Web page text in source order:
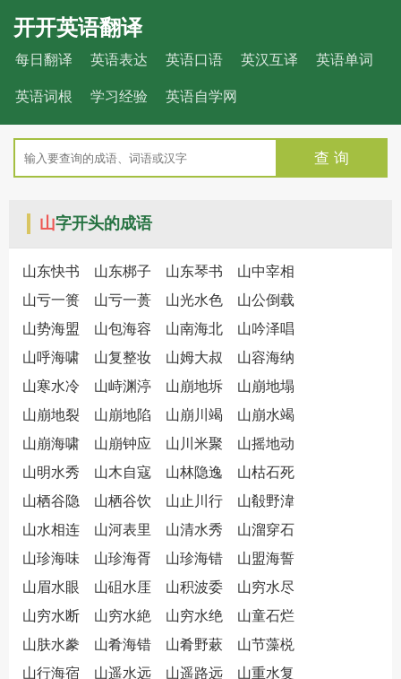
开开英语翻译
每日翻译 英语表达 英语口语 英汉互译 英语单词
英语词根 学习经验 英语自学网
查 询
山字开头的成语
山东快书 山东梆子 山东琴书
山中宰相
山亏一篑
山亏一蒉 山光水色
山公倒载
山势海盟
山包海容 山南海北
山吟泽唱
山呼海啸
山复整妆 山姆大叔
山容海纳
山寒水冷
山峙渊渟 山崩地坼
山崩地塌
山崩地裂
山崩地陷 山崩川竭
山崩水竭
山崩海啸
山崩钟应 山川米聚
山摇地动
山明水秀
山木自寇 山林隐逸
山枯石死
山栖谷隐
山栖谷饮 山止川行
山殽野湋
山水相连
山河表里 山清水秀
山溜穿石
山珍海味
山珍海胥 山珍海错
山盟海誓
山眉水眼
山砠水厓 山积波委
山穷水尽
山穷水断
山穷水絶 山穷水绝
山童石烂
山肤水豢
山肴海错 山肴野蔌
山节藻棁
山行海宿
山遥水远 山遥路远
山重水复